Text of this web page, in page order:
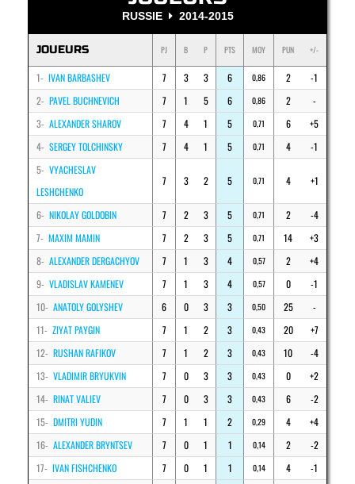
RUSSIE 2014-2015
JOUEURS PJ B P PTS MOY PUN +/-
1- IVAN BARBASHEV 7 3 3 6 0,86 2
-1
2- PAVEL BUCHNEVICH 7 1 5 6 0,86 2
-
3- ALEXANDER SHAROV 7 4 1 5 0,71 6
+5
4- SERGEY TOLCHINSKY 7 4 1 5 0,71 4
-1
5- VYACHESLAV
LESHCHENKO
7 3 2 5 0,71 4 +1
6- NIKOLAY GOLDOBIN 7 2 3 5 0,71 2
-4
7- MAXIM MAMIN 7 2 3 5 0,71 14
+3
8- ALEXANDER DERGACHYOV 7 1 3 4 0,57 2
+4
9- VLADISLAV KAMENEV 7 1 3 4 0,57 0
-1
10- ANATOLY GOLYSHEV 6 0 3 3 0,50 25
-
11- ZIYAT PAYGIN 7 1 2 3 0,43 20
+7
12- RUSHAN RAFIKOV 7 1 2 3 0,43 10
-4
13- VLADIMIR BRYUKVIN 7 0 3 3 0,43 0
+2
14- RINAT VALIEV 7 0 3 3 0,43 6
-2
15- DMITRI YUDIN 7 1 1 2 0,29 4
+4
16- ALEXANDER BRYNTSEV 7 0 1 1 0,14 2
-2
17- IVAN FISHCHENKO 7 0 1 1 0,14 4 -1